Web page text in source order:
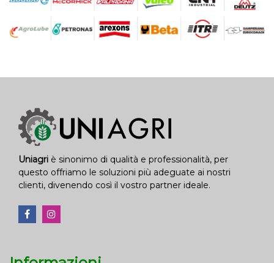
Uniagri è sinonimo di qualità e professionalità, per
questo offriamo le soluzioni più adeguate ai nostri
clienti, divenendo così il vostro partner ideale.